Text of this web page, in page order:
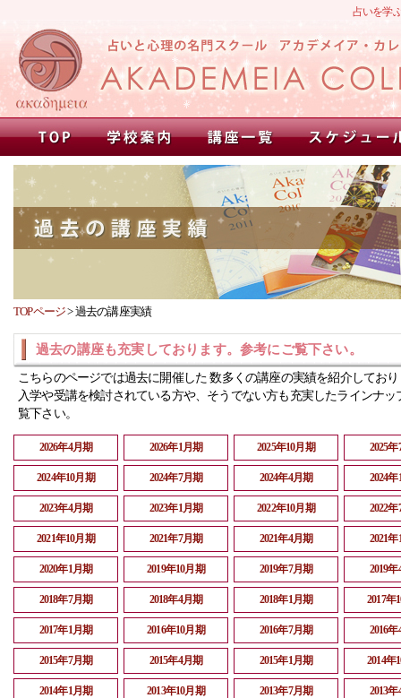
占いを学
TOPページ>過去の講座実績
過去の講座も充実しております。参考にご覧下さい。
こちらのページでは過去に開催した 数多くの講座の実績を紹介してお
入学や受講を検討されている方や、そうでない方も充実したラインナッ
覧下さい。
2026年4月期 2026年1月期 2025年10月期 2025
2024年10月期 2024年7月期 2024年4月期 2024
2023年4月期 2023年1月期 2022年10月期 2022
2021年10月期 2021年7月期 2021年4月期 2021
2020年1月期 2019年10月期 2019年7月期 2019
2018年7月期 2018年4月期 2018年1月期 2017年
2017年1月期 2016年10月期 2016年7月期 2016
2015年7月期 2015年4月期 2015年1月期 2014年
2014年1月期 2013年10月期 2013年7月期 2013